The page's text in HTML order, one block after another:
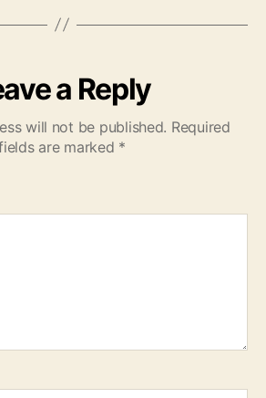
a Reply
will not be published. Required
are marked *